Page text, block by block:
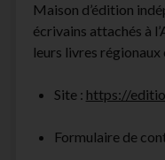
Maison d’édition
écrivains attachés à
leurs livres
Site : https://
Formulaire de